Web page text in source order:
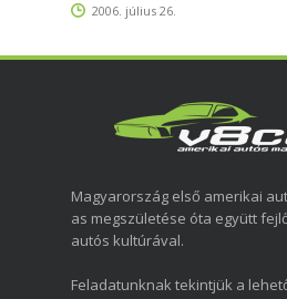
2006. július 26.
Magyarország első amerikai
as megszületése óta együtt
autós kultúrával.
Feladatunknak tekintjük a